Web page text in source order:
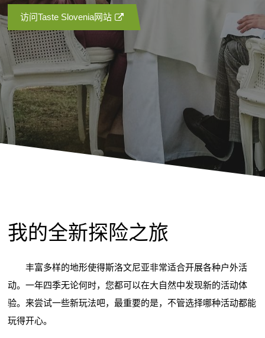
访问Taste Slovenia网站
我的全新探险之旅
丰富多样的地形使得斯洛文尼亚非常适合开展各种户外活
动。一年四季无论何时，您都可以在大自然中发现新的活动体
验。来尝试一些新玩法吧，最重要的是，不管选择哪种活动都能
玩得开心。